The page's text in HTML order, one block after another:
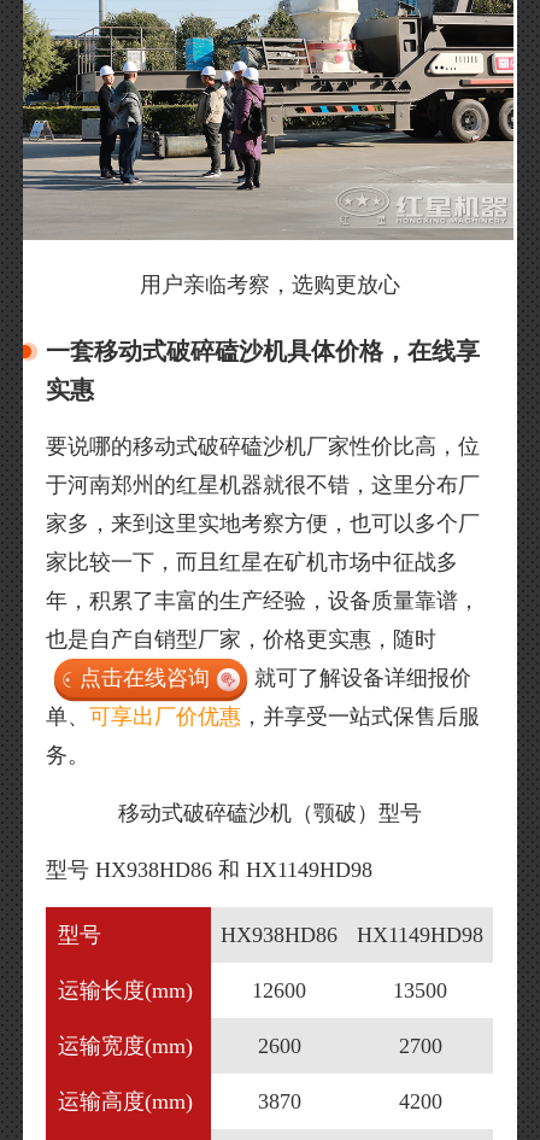
用户亲临考察，选购更放心
一套移动式破碎磕沙机具体价格，在线享
实惠
要说哪的移动式破碎磕沙机厂家性价比高，位
于河南郑州的红星机器就很不错，这里分布厂
家多，来到这里实地考察方便，也可以多个厂
家比较一下，而且红星在矿机市场中征战多
年，积累了丰富的生产经验，设备质量靠谱，
也是自产自销型厂家，价格更实惠，随时
点击在线咨询
就可了解设备详细报价
单、可享出厂价优惠 ，并享受一站式保售后服
务。
移动式破碎磕沙机（颚破）型号
型号 HX938HD86 和 HX1149HD98
型号 HX938HD86 HX1149HD98
运输长度(mm) 12600 13500
运输宽度(mm) 2600 2700
运输高度(mm) 3870 4200